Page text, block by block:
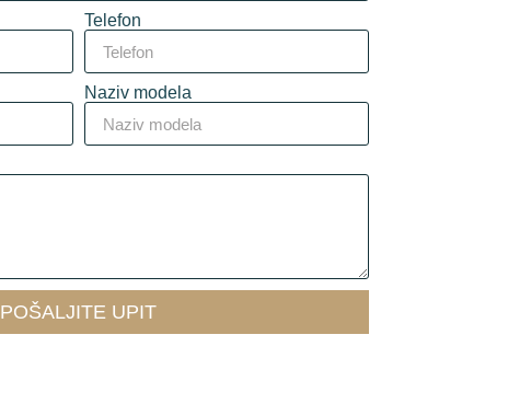
Telefon
Naziv modela
POŠALJITE UPIT